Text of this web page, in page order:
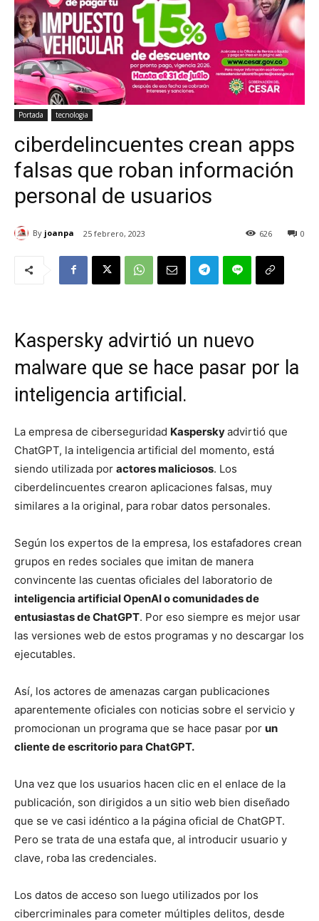
Portada tecnologia
ciberdelincuentes crean apps
falsas que roban información
personal de usuarios
By joanpa 25 febrero, 2023 0
626
Kaspersky advirtió un nuevo
malware que se hace pasar por la
inteligencia artificial.
La empresa de ciberseguridad Kasperskyadvirtió que
ChatGPT, la inteligencia artificial del momento, está
siendo utilizada por actores maliciosos. Los
ciberdelincuentes crearon aplicaciones falsas, muy
similares a la original, para robar datos personales.
Según los expertos de la empresa, los estafadores crean
grupos en redes sociales que imitan de manera
convincente las cuentas oficiales del laboratorio de
inteligencia artificial OpenAI o comunidades de
entusiastas de ChatGPT. Por eso siempre es mejor usar
las versiones web de estos programas y no descargar los
ejecutables.
Así, los actores de amenazas cargan publicaciones
aparentemente oficiales con noticias sobre el servicio y
promocionan un programa que se hace pasar por un
cliente de escritorio para ChatGPT.
Una vez que los usuarios hacen clic en el enlace de la
publicación, son dirigidos a un sitio web bien diseñado
que se ve casi idéntico a la página oficial de ChatGPT.
Pero se trata de una estafa que, al introducir usuario y
clave, roba las credenciales.
Los datos de acceso son luego utilizados por los
cibercriminales para cometer múltiples delitos, desde